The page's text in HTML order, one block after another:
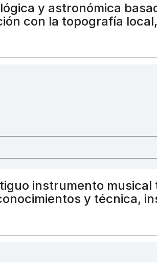
y astronómica
con la topografía
instrumento
y técnica,